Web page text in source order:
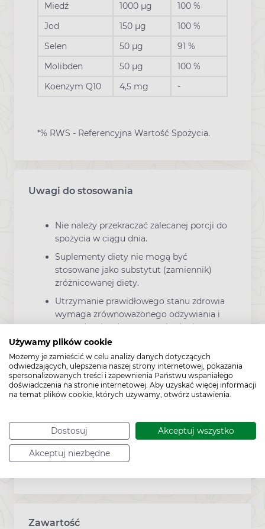
Używamy plików cookie
Możemy je zamieścić w celu analizy danych dotyczących
odwiedzających, ulepszenia naszej strony internetowej, pokazania
spersonalizowanych treści i zapewnienia Państwu wspaniałego
doświadczenia na stronie internetowej. Aby uzyskać więcej informacji
na temat plików cookie, których używamy, otwórz ustawienia.
Dostosuj Akceptuj wszystko
Akceptuj niezbędne
Miedź
1000 µg
100 %
Jod
150 µg
100 %
Selen
50 µg
91 %
Molibden
50 µg
100 %
Koenzym Q10
4,5 mg -
*% RWS - Referencyjna Wartość Spożycia.
Uwagi do stosowania
Nie należy przekraczać zalecanej porcji do
spożycia w ciągu dnia.
Suplementy diety nie mogą być
stosowane jako substytut (zamiennik)
zróżnicowanej diety.
Utrzymanie prawidłowego stanu zdrowia
wymaga zrównoważonego odżywiania i
prowadzenia zdrowego trybu życia.
Suplementy diety powinny być
przechowywane w sposób niedostępny
dla małych dzieci.
Nie stosować w przypadku
Przechowywać w temperaturze
pokojowej, chronić przed światłem i
wilgocią.
Zawartość